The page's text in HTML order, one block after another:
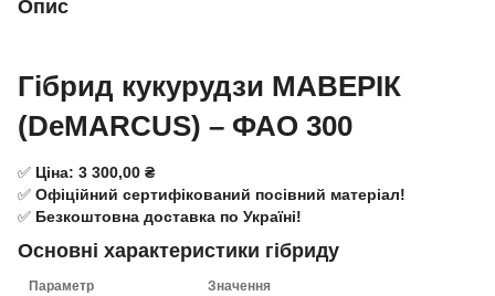
Опис
Гібрид кукурудзи МАВЕРІК
(DeMARCUS) – ФАО 300
✅ Ціна: 3 300,00 ₴
✅ Офіційний сертифікований посівний матеріал!
✅ Безкоштовна доставка по Україні!
Основні характеристики гібриду
Параметр Значення